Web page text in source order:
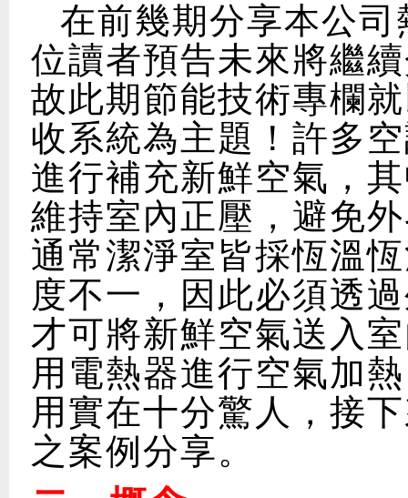
在前幾期分享本公
位讀者預告未來將繼
故此期節能技術專欄
收系統為主題！許多
進行補充新鮮空氣，
維持室內正壓，避免
通常潔淨室皆採恆溫
度不一，因此必須透
才可將新鮮空氣送入
用電熱器進行空氣加
用實在十分驚人，接
之案例分享。